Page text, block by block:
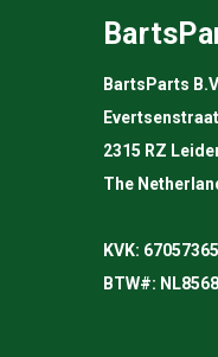
BartsParts
2315 RZ
The
KVK: 67057365
BTW#: